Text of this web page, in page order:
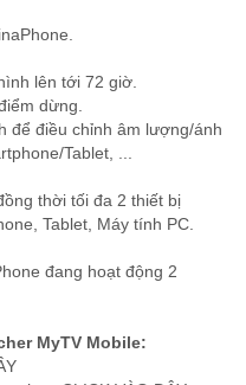
lên tới 72 giờ.
dừng.
để điều chỉnh âm lượng/ánh
Tablet, ...
thời tối đa 2 thiết bị
Tablet, Máy tính PC.
đang hoạt động 2
MyTV Mobile: